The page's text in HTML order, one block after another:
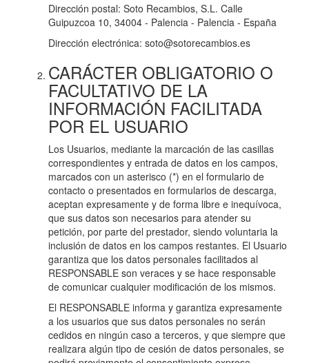
Dirección postal: Soto Recambios, S.L. Calle
Guipuzcoa 10, 34004 - Palencia - Palencia - España
Dirección electrónica: soto@sotorecambios.es
CARÁCTER OBLIGATORIO O
FACULTATIVO DE LA
INFORMACIÓN FACILITADA
POR EL USUARIO
Los Usuarios, mediante la marcación de las casillas
correspondientes y entrada de datos en los campos,
marcados con un asterisco (*) en el formulario de
contacto o presentados en formularios de descarga,
aceptan expresamente y de forma libre e inequívoca,
que sus datos son necesarios para atender su
petición, por parte del prestador, siendo voluntaria la
inclusión de datos en los campos restantes. El Usuario
garantiza que los datos personales facilitados al
RESPONSABLE son veraces y se hace responsable
de comunicar cualquier modificación de los mismos.
El RESPONSABLE informa y garantiza expresamente
a los usuarios que sus datos personales no serán
cedidos en ningún caso a terceros, y que siempre que
realizara algún tipo de cesión de datos personales, se